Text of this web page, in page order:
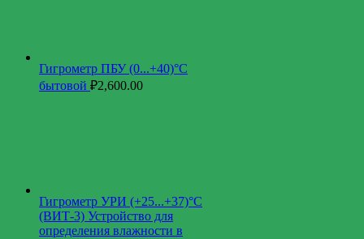
Гигрометр ПБУ (0...+40)°С
бытовой ₽2,600.00
Гигрометр УРИ (+25...+37)°С
(ВИТ-3) Устройство для
определения влажности в